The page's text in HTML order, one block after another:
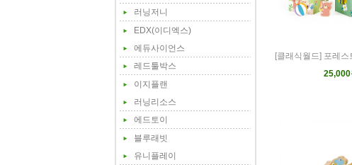
러닝저니
EDX(이디엑스)
에듀사이언스
레드툴박스
이지플랜
러닝리소스
에드토이
블루래빗
유니플레이
[클래식월드] 포레
25,000